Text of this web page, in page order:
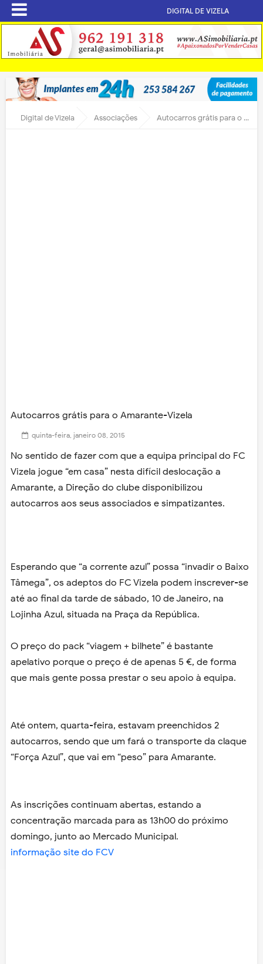
DIGITAL DE VIZELA
Digital de Vizela Associações Autocarros grátis para o Amarante-Vizela
Autocarros grátis para o Amarante-Vizela
quinta-feira, janeiro 08, 2015
No sentido de fazer com que a equipa principal do FC
Vizela jogue “em casa” nesta difícil deslocação a
Amarante, a Direção do clube disponibilizou
autocarros aos seus associados e simpatizantes.
Esperando que “a corrente azul” possa “invadir o Baixo
Tâmega”, os adeptos do FC Vizela podem inscrever-se
até ao final da tarde de sábado, 10 de Janeiro, na
Lojinha Azul, situada na Praça da República.
O preço do pack “viagem + bilhete” é bastante
apelativo porque o preço é de apenas 5 €, de forma
que mais gente possa prestar o seu apoio à equipa.
Até ontem, quarta-feira, estavam preenchidos 2
autocarros, sendo que um fará o transporte da claque
“Força Azul”, que vai em “peso” para Amarante.
As inscrições continuam abertas, estando a
concentração marcada para as 13h00 do próximo
domingo, junto ao Mercado Municipal.
informação site do FCV